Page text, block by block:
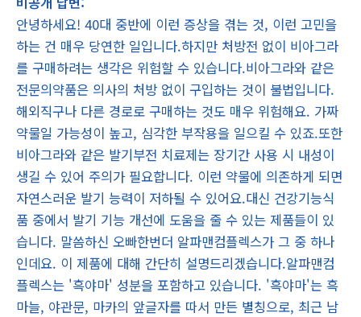
안녕하세요! 40대 중반에 이런 증상을 겪는 것, 이런 고민을
하는 건 매우 당연한 일입니다.하지만 처방전 없이 비아그라
를 구매하려는 생각은 위험할 수 있습니다.비아그라와 같은
전문의약품은 의사의 처방 없이 구입하는 것이 불법입니다.
해외직구나 다른 경로로 구매하는 것도 매우 위험해요. 가짜
약물일 가능성이 높고, 심각한 부작용을 일으킬 수 있죠.또한
비아그라와 같은 발기부전 치료제는 장기간 사용 시 내성이
생길 수 있어 주의가 필요합니다. 이런 약물에 의존하게 되면
자연스러운 발기 능력이 저하될 수 있어요.대신 건강기능식
품 중에서 발기 기능 개선에 도움을 줄 수 있는 제품들이 있
습니다. 말씀하신 오빠한번더 알파맨컴플렉스가 그 중 하나
인데요. 이 제품에 대해 간단히 설명드리겠습니다.알파맨컴
플렉스는 '흑야마' 성분을 포함하고 있습니다. '흑야마'는 흑
마늘, 야관문, 마카의 앞글자를 따서 만든 별칭으로, 최근 남